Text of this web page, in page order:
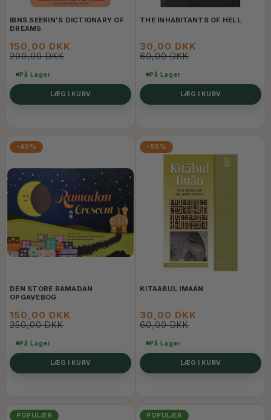
IBNS SEERIN'S DICTIONARY OF
DREAMS
150,00 DKK
200,00 DKK
På Lager
LÆG I KURV
THE INHABITANTS OF HELL
30,00 DKK
60,00 DKK
På Lager
LÆG I KURV
-40%
DEN STORE RAMADAN
OPGAVEBOG
150,00 DKK
250,00 DKK
På Lager
LÆG I KURV
-50%
KITAABUL IMAAN
30,00 DKK
60,00 DKK
På Lager
LÆG I KURV
POPULÆR
POPULÆR